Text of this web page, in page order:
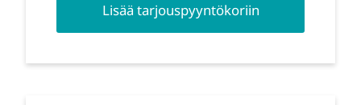
Lisää tarjouspyyntökoriin